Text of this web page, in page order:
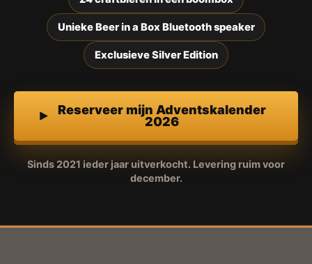
Unieke Beer in a Box Bluetooth speaker
Exclusieve Silver Edition
Reserveer mijn Adventskalender
2026
Sinds 2021 ieder jaar uitverkocht. Levering ruim voor
december.